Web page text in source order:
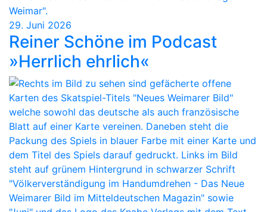
29. Juni 2026
Reiner Schöne im Podcast
»Herrlich ehrlich«